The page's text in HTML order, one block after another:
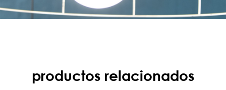
productos relacionados